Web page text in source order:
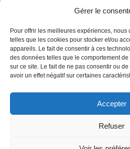
Gérer le
Pour offrir les meilleures expériences,
telles que les cookies pour stocker et/ou
appareils. Le fait de consentir à ces
des données telles que le comportement
sur ce site. Le fait de ne pas consentir ou
avoir un effet négatif sur certaines
Accepter
Refuser
Politique de confidentialité
Sites partenaires
5Façades
Atrium Patrimoine
L'Atelier Bois